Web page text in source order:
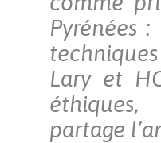
Pyrénées
Lary et
partage